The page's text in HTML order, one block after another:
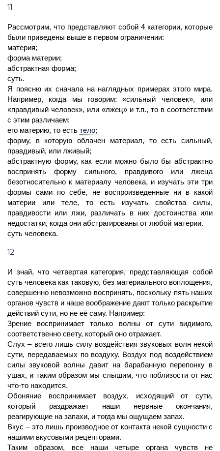
11
Рассмотрим, что представляют собой 4 категории, которые
были приведены выше в первом ограничении:
материя;
форма материи;
абстрактная форма;
суть.
Я поясню их сначала на наглядных примерах этого мира.
Например, когда мы говорим: «сильный человек», или
«правдивый человек», или «лжец» и т.п., то в соответствии
с этим различаем:
его материю, то есть тело;
форму, в которую облачен материал, то есть сильный,
правдивый, или лживый;
абстрактную форму, как если можно было бы абстрактно
воспринять форму сильного, правдивого или лжеца
безотносительно к материалу человека, и изучать эти три
формы сами по себе, не воспроизведенные ни в какой
материи или теле, то есть изучать свойства силы,
правдивости или лжи, различать в них достоинства или
недостатки, когда они абстрагированы от любой материи.
суть человека.
12
И знай, что четвертая категория, представляющая собой
суть человека как таковую, без материального воплощения,
совершенно невозможно воспринять, поскольку пять наших
органов чувств и наше воображение дают только раскрытие
действий сути, но не её саму. Например:
Зрение воспринимает только волны от сути видимого,
соответственно свету, который оно отражает.
Слух – всего лишь силу воздействия звуковых волн некой
сути, передаваемых по воздуху. Воздух под воздействием
силы звуковой волны давит на барабанную перепонку в
ушах, и таким образом мы слышим, что поблизости от нас
что-то находится.
Обоняние воспринимает воздух, исходящий от сути,
который раздражает наши нервные окончания,
реагирующие на запахи, и тогда мы ощущаем запах.
Вкус – это лишь производное от контакта некой сущности с
нашими вкусовыми рецепторами.
Таким образом, все наши четыре органа чувств не